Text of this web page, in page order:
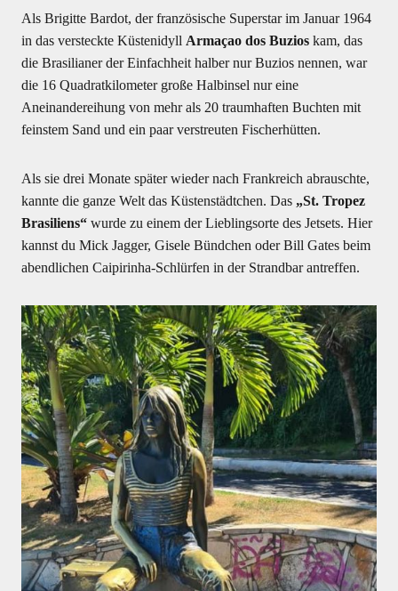
Als Brigitte Bardot, der französische Superstar im Januar 1964
in das versteckte Küstenidyll Armaçao dos Buzioskam, das
die Brasilianer der Einfachheit halber nur Buzios nennen, war
die 16 Quadratkilometer große Halbinsel nur eine
Aneinandereihung von mehr als 20 traumhaften Buchten mit
feinstem Sand und ein paar verstreuten Fischerhütten.
Als sie drei Monate später wieder nach Frankreich abrauschte,
kannte die ganze Welt das Küstenstädtchen. Das„St. Tropez
Brasiliens“wurde zu einem der Lieblingsorte des Jetsets. Hier
kannst du Mick Jagger, Gisele Bündchen oder Bill Gates beim
abendlichen Caipirinha-Schlürfen in der Strandbar antreffen.